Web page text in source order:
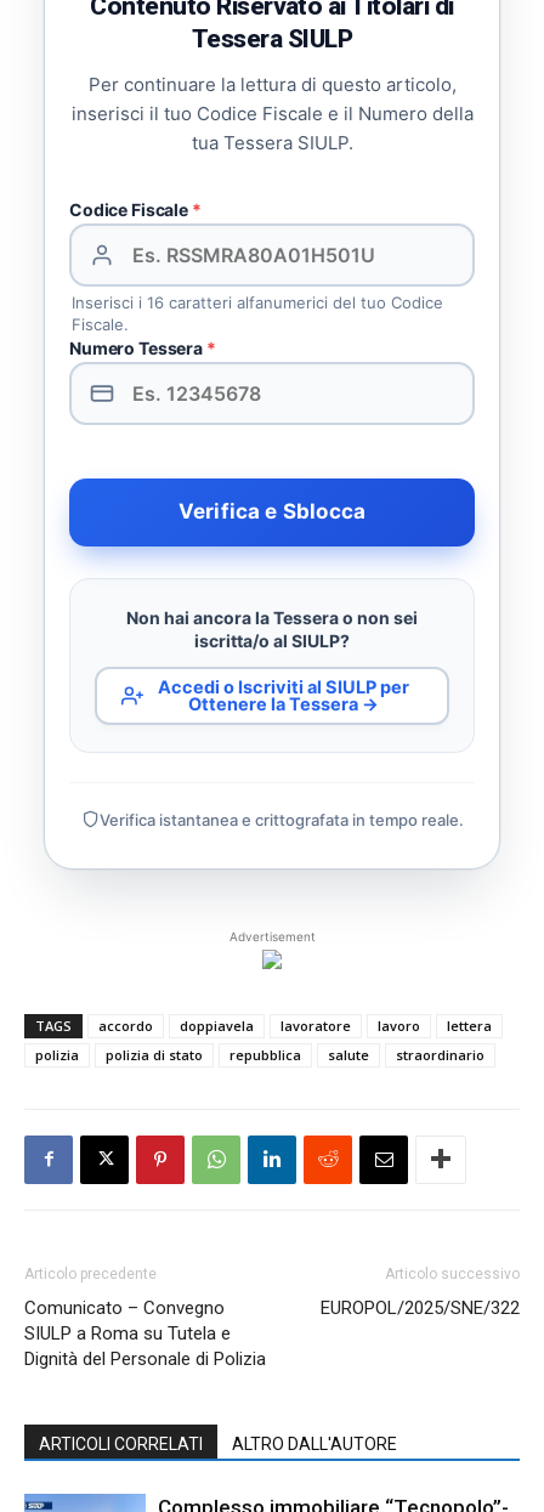
Tessera SIULP
Per continuare la lettura di questo articolo,
inserisci il tuo Codice Fiscale e il Numero della
tua Tessera SIULP.
Codice Fiscale *
Inserisci i 16 caratteri alfanumerici del tuo Codice
Fiscale.
Numero Tessera *
Verifica e Sblocca
Non hai ancora la Tessera o non sei
iscritta/o al SIULP?
Accedi o Iscriviti al SIULP per
Ottenere la Tessera →
Verifica istantanea e crittografata in tempo reale.
Advertisement
TAGS accordo doppiavela lavoratore lavoro
lettera
polizia
polizia di stato repubblica salute straordinario
Articolo precedente
Comunicato – Convegno
SIULP a Roma su Tutela e
Dignità del Personale di Polizia
Articolo successivo
EUROPOL/2025/SNE/322
ARTICOLI CORRELATI ALTRO DALL'AUTORE
Complesso immobiliare “Tecnopolo”-